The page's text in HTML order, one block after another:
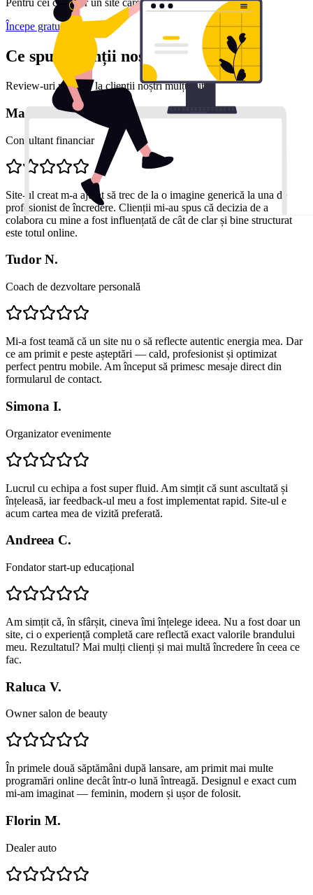
Pentru cei care vor un site care evoluează constant.
Începe gratuit
Ce spun clienții noștri
Review-uri reale de la clienții noștri mulțumiți
Marius D.
Consultant financiar
Site-ul creat m-a ajutat să trec de la o imagine generică la una de
profesionist de încredere. Clienții mi-au spus că decizia de a
colabora cu mine a fost influențată de cât de clar și bine structurat
este totul online.
Tudor N.
Coach de dezvoltare personală
Mi-a fost teamă că un site nu o să reflecte autentic energia mea. Dar
ce am primit e peste așteptări — cald, profesionist și optimizat
perfect pentru mobile. Am început să primesc mesaje direct din
formularul de contact.
Simona I.
Organizator evenimente
Lucrul cu echipa a fost super fluid. Am simțit că sunt ascultată și
înțeleasă, iar feedback-ul meu a fost implementat rapid. Site-ul e
acum cartea mea de vizită preferată.
Andreea C.
Fondator start-up educațional
Am simțit că, în sfârșit, cineva îmi înțelege ideea. Nu a fost doar un
site, ci o experiență completă care reflectă exact valorile brandului
meu. Rezultatul? Mai mulți clienți și mai multă încredere în ceea ce
fac.
Raluca V.
Owner salon de beauty
În primele două săptămâni după lansare, am primit mai multe
programări online decât într-o lună întreagă. Designul e exact cum
mi-am imaginat — feminin, modern și ușor de folosit.
Florin M.
Dealer auto